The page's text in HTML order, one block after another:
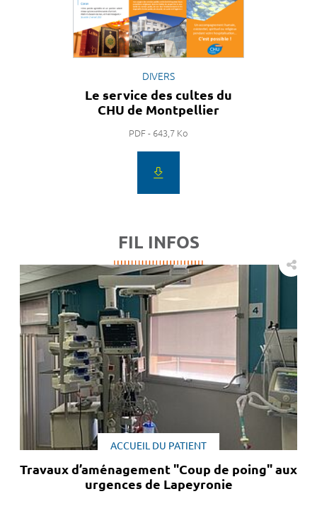
DIVERS
Le service des cultes du
CHU de Montpellier
PDF - 643,7 Ko
FIL INFOS
ACCUEIL DU PATIENT
Travaux d’aménagement "Coup de poing" aux
urgences de Lapeyronie